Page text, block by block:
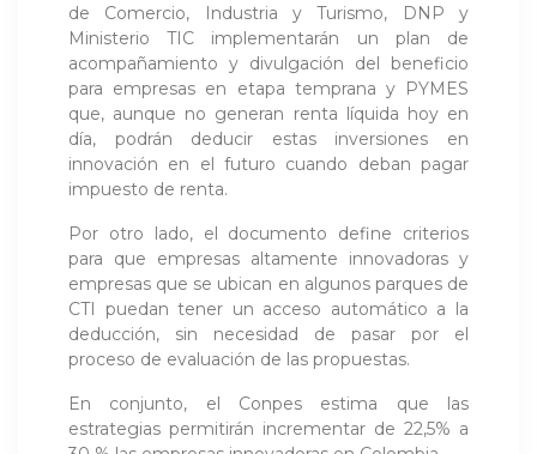
de Comercio, Industria y Turismo, DNP y
Ministerio TIC implementarán un plan de
acompañamiento y divulgación del beneficio
para empresas en etapa temprana y PYMES
que, aunque no generan renta líquida hoy en
día, podrán deducir estas inversiones en
innovación en el futuro cuando deban pagar
impuesto de renta.
Por otro lado, el documento define criterios
para que empresas altamente innovadoras y
empresas que se ubican en algunos parques de
CTI puedan tener un acceso automático a la
deducción, sin necesidad de pasar por el
proceso de evaluación de las propuestas.
En conjunto, el Conpes estima que las
estrategias permitirán incrementar de 22,5% a